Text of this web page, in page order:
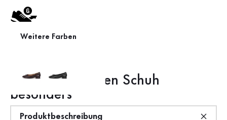
Weitere Farben
Weite G (mittel)
Das macht diesen Schuh
besonders
Produktbeschreibung